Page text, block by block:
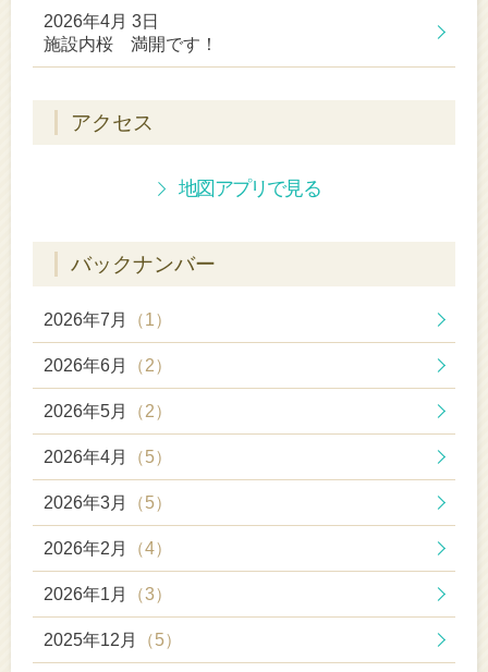
2026年4月 3日
施設内桜 満開です！
アクセス
地図アプリで見る
バックナンバー
2026年7月 （1）
2026年6月 （2）
2026年5月 （2）
2026年4月 （5）
2026年3月 （5）
2026年2月 （4）
2026年1月 （3）
2025年12月 （5）